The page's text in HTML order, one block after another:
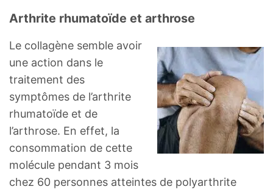
Arthrite rhumatoïde et arthrose
Le collagène semble avoir
une action dans le
traitement des
symptômes de l’arthrite
rhumatoïde et de
l’arthrose. En effet, la
consommation de cette
molécule pendant 3 mois
chez 60 personnes atteintes de polyarthrite